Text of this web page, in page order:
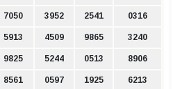
7050 3952 2541 0316
5913 4509 9865 3240
9825 5244 0513 8906
8561 0597 1925 6213